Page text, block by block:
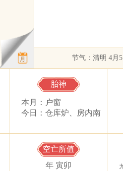
节气：清明 4月
胎神
本月：户窗
今日：仓库炉、房内南
空亡所值
年 寅卯